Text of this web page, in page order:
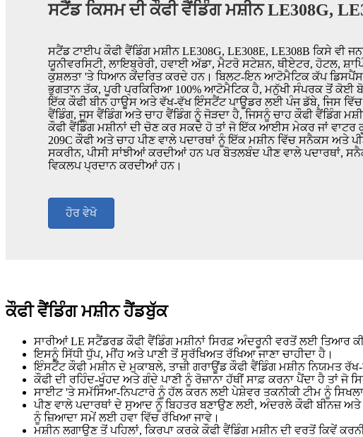
ਸਟੈਂਡ ਕਿਸਮ ਦੀ ਕੌਫੀ ਵੈਂਡਿੰਗ ਮਸ਼ੀਨ LE308G,
ਸਟੈਂਡ ਟਾਈਪ ਕੌਫੀ ਵੈਂਡਿੰਗ ਮਸ਼ੀਨ LE308G, LE308E, LE308B ਕਿਸੇ ਵੀ
ਯੂਨੀਵਰਸਿਟੀ, ਲਾਇਬ੍ਰੇਰੀ, ਹਵਾਈ ਅੱਡਾ, ਮੈਟਰੋ ਸਟੇਸ਼ਨ, ਥੀਏਟਰ, ਹੋਟਲ,
ਕੁਸ਼ਲਤਾ 'ਤੇ ਧਿਆਨ ਕੇਂਦਰਿਤ ਕਰਦੇ ਹਨ। ਬਿਲਟ-ਇਨ ਆਟੋਮੈਟਿਕ ਕੱਪ
ਭੁਗਤਾਨ ਤੱਕ, ਪੂਰੀ ਪ੍ਰਕਿਰਿਆ 100% ਆਟੋਮੈਟਿਕ ਹੈ, ਮਨੁੱਖੀ ਸੰਪਰਕ ਤੋਂ ਕੋਈ
ਇੱਕ ਕੌਫੀ ਬੀਨ ਹਾਊਸ ਅਤੇ ਵੱਖ-ਵੱਖ ਇੰਸਟੈਂਟ ਪਾਊਡਰ ਲਈ ਪੰਜ ਡੱਬੇ, ਜਿਸ
ਵੈਂਡਿੰਗ, ਜੂਸ ਵੈਂਡਿੰਗ ਅਤੇ ਚਾਹ ਵੈਂਡਿੰਗ ਨੂੰ ਜੋੜਦਾ ਹੈ, ਜਿਸਨੂੰ ਚਾਹ ਕੌਫੀ ਵੈਂਡਿੰਗ
ਕੌਫੀ ਵੈਂਡਿੰਗ ਮਸ਼ੀਨਾਂ ਦੀ ਚੋਣ ਕਰ ਸਕਦੇ ਹੋ ਤਾਂ ਜੋ ਇੱਕ ਆਈਸ ਮੇਕਰ ਜਾਂ ਵਾਟਰ
209C ਕੌਫੀ ਅਤੇ ਚਾਹ ਪੀਣ ਵਾਲੇ ਪਦਾਰਥਾਂ ਨੂੰ ਇੱਕ ਮਸ਼ੀਨ ਵਿੱਚ ਸਨੈਕਸ ਅਤੇ
ਸਕਰੀਨ, ਪੀਸੀ ਸਾਂਝੀਆਂ ਕਰਦੀਆਂ ਹਨ ਪਰ ਬੋਤਲਬੰਦ ਪੀਣ ਵਾਲੇ ਪਦਾਰਥਾਂ,
ਵਿਕਲਪ ਪ੍ਰਦਾਨ ਕਰਦੀਆਂ ਹਨ।
ਹੋਰ ਵੇਖੋ
ਕੌਫੀ ਵੈਂਡਿੰਗ ਮਸ਼ੀਨ ਹੈਂਡਬੁੱਕ
ਸਾਰੀਆਂ LE ਸਟੈਂਡਰਡ ਕੌਫੀ ਵੈਂਡਿੰਗ ਮਸ਼ੀਨਾਂ ਸਿਰਫ਼ ਅੰਦਰੂਨੀ ਵਰਤੋਂ ਲਈ ਤਿਆਰ
ਇਸਨੂੰ ਸਿੱਧੀ ਧੁੱਪ, ਮੀਂਹ ਅਤੇ ਪਾਣੀ ਤੋਂ ਸੁਰੱਖਿਅਤ ਰੱਖਿਆ ਜਾਣਾ ਚਾਹੀਦਾ ਹੈ।
ਇੰਸਟੈਂਟ ਕੌਫੀ ਮਸ਼ੀਨ ਦੇ ਮੁਕਾਬਲੇ, ਤਾਜ਼ੀ ਗਰਾਊਂਡ ਕੌਫੀ ਵੈਂਡਿੰਗ ਮਸ਼ੀਨ ਨਿਯਮਤ
ਕੌਫੀ ਦੀ ਰਹਿੰਦ-ਖੂੰਹਦ ਅਤੇ ਗੰਦੇ ਪਾਣੀ ਨੂੰ ਰੋਜ਼ਾਨਾ ਹੱਥੀਂ ਸਾਫ਼ ਕਰਨਾ ਪੈਂਦਾ ਹੈ ਤਾਂ ਜੋ
ਸਾਈਟ 'ਤੇ ਸਮੱਸਿਆ-ਨਿਪਟਾਰੇ ਨੂੰ ਹੱਲ ਕਰਨ ਲਈ ਪੇਸ਼ੇਵਰ ਤਕਨੀਕੀ ਟੀਮ ਨੂੰ ਸਿਖਲਾਈ
ਪੀਣ ਵਾਲੇ ਪਦਾਰਥਾਂ ਦੇ ਸੁਆਦ ਨੂੰ ਬਿਹਤਰ ਬਣਾਉਣ ਲਈ, ਅੰਦਰਲੇ ਕੌਫੀ ਬੀਨਜ਼ ਅਤੇ
ਨੂੰ ਜ਼ਿਆਦਾ ਸਮੇਂ ਲਈ ਹਵਾ ਵਿੱਚ ਰੱਖਿਆ ਜਾਵੇ।
ਮਸ਼ੀਨ ਲਗਾਉਣ ਤੋਂ ਪਹਿਲਾਂ, ਕਿਰਪਾ ਕਰਕੇ ਕੌਫੀ ਵੈਂਡਿੰਗ ਮਸ਼ੀਨ ਦੀ ਵਰਤੋਂ